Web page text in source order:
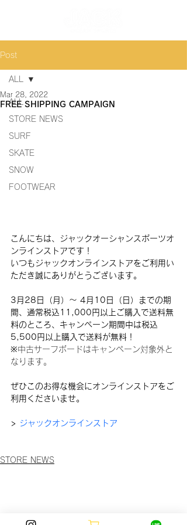
Post
ALL
STORE NEWS
SURF
SKATE
SNOW
FOOTWEAR
ALL
FREE SHIPPING CAMPAIGN
Mar 28, 2022
こんにちは、ジャックオーシャンスポーツオ
ンラインストアです！
いつもジャックオンラインストアをご利用い
ただき誠にありがとうございます。
3月28日（月）〜 4月10日（日）までの期
間、通常税込11,000円以上ご購入で送料無
料のところ、キャンペーン期間中は税込
5,500円以上購入で送料が無料！
※中古サーフボードはキャンペーン対象外と
なります。
ぜひこのお得な機会にオンラインストアをご
利用くださいませ。
> ジャックオンラインストア
STORE NEWS